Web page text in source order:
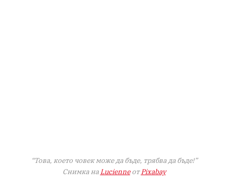
“Това, което човек може да бъде, трябва да бъде!”
Снимка наLucienneотPixabay